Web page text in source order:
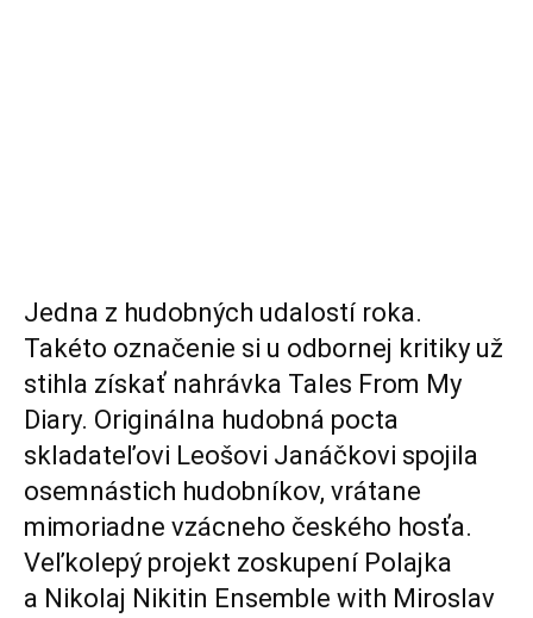
Jedna z hudobných udalostí roka.
Takéto označenie si u odbornej kritiky už
stihla získať nahrávka Tales From My
Diary. Originálna hudobná pocta
skladateľovi Leošovi Janáčkovi spojila
osemnástich hudobníkov, vrátane
mimoriadne vzácneho českého hosťa.
Veľkolepý projekt zoskupení Polajka
a Nikolaj Nikitin Ensemble with Miroslav